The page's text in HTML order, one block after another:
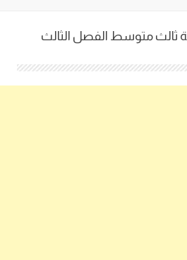
ثالث متوسط الفصل الثالث